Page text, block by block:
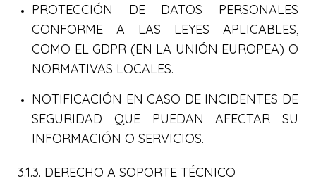
PROTECCIÓN DE DATOS PERSONALES
CONFORME A LAS LEYES APLICABLES,
COMO EL GDPR (EN LA UNIÓN EUROPEA) O
NORMATIVAS LOCALES.
NOTIFICACIÓN EN CASO DE INCIDENTES DE
SEGURIDAD QUE PUEDAN AFECTAR SU
INFORMACIÓN O SERVICIOS.
3.1.3. DERECHO A SOPORTE TÉCNICO